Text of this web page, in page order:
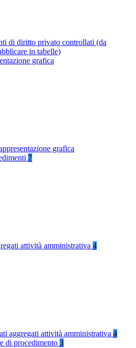
di diritto privato controllati (da
in tabelle)
grafica
grafica
7
attività amministrativa 4
aggregati attività amministrativa 4
di procedimento 3